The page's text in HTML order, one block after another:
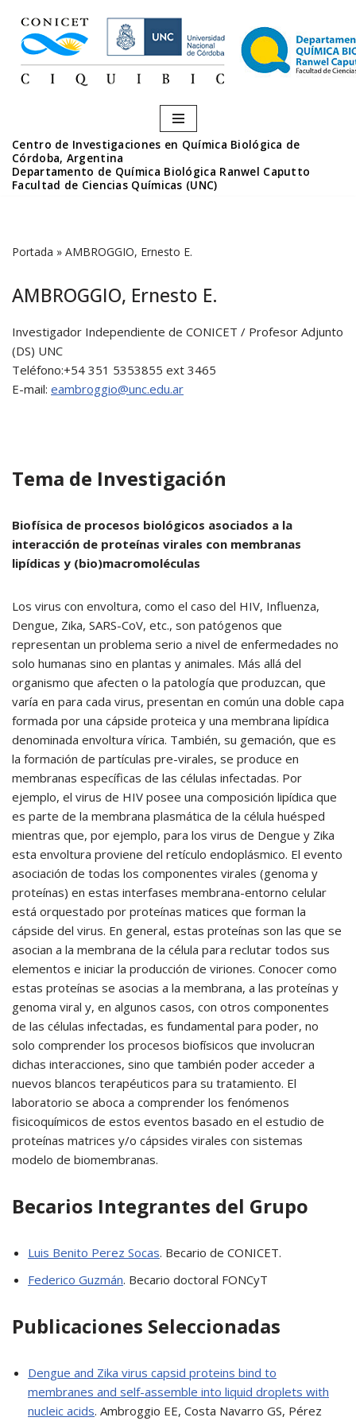
Saltar
contenido
Centro de Investigaciones en Química Biológica de
Córdoba, Argentina
Departamento de Química Biológica Ranwel Caputto
Facultad de Ciencias Químicas (UNC)
Portada » AMBROGGIO, Ernesto E.
AMBROGGIO, Ernesto E.
Investigador Independiente de CONICET / Profesor Adjunto
(DS) UNC
Teléfono:+54 351 5353855 ext 3465
E-mail: eambroggio@unc.edu.ar
Tema de Investigación
Biofísica de procesos biológicos asociados a la
interacción de proteínas virales con membranas
lipídicas y (bio)macromoléculas
Los virus con envoltura, como el caso del HIV, Influenza,
Dengue, Zika, SARS-CoV, etc., son patógenos que
representan un problema serio a nivel de enfermedades no
solo humanas sino en plantas y animales. Más allá del
organismo que afecten o la patología que produzcan, que
varía en para cada virus, presentan en común una doble capa
formada por una cápside proteica y una membrana lipídica
denominada envoltura vírica. También, su gemación, que es
la formación de partículas pre-virales, se produce en
membranas específicas de las células infectadas. Por
ejemplo, el virus de HIV posee una composición lipídica que
es parte de la membrana plasmática de la célula huésped
mientras que, por ejemplo, para los virus de Dengue y Zika
esta envoltura proviene del retículo endoplásmico. El evento
asociación de todas los componentes virales (genoma y
proteínas) en estas interfases membrana-entorno celular
está orquestado por proteínas matices que forman la
cápside del virus. En general, estas proteínas son las que se
asocian a la membrana de la célula para reclutar todos sus
elementos e iniciar la producción de viriones. Conocer como
estas proteínas se asocias a la membrana, a las proteínas y
genoma viral y, en algunos casos, con otros componentes
de las células infectadas, es fundamental para poder, no
solo comprender los procesos biofísicos que involucran
dichas interacciones, sino que también poder acceder a
nuevos blancos terapéuticos para su tratamiento. El
laboratorio se aboca a comprender los fenómenos
fisicoquímicos de estos eventos basado en el estudio de
proteínas matrices y/o cápsides virales con sistemas
modelo de biomembranas.
Becarios Integrantes del Grupo
Luis Benito Perez Socas. Becario de CONICET.
Federico Guzmán. Becario doctoral FONCyT
Publicaciones Seleccionadas
Dengue and Zika virus capsid proteins bind to
membranes and self-assemble into liquid droplets with
nucleic acids. Ambroggio EE, Costa Navarro GS, Pérez